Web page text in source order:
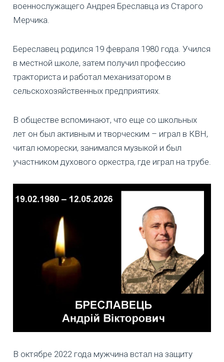
военнослужащего Андрея Бреславца из Старого
Мерчика.
Береславец родился 19 февраля 1980 года. Учился
в местной школе, затем получил профессию
тракториста и работал механизатором в
сельскохозяйственных предприятиях.
В обществе вспоминают, что еще со школьных
лет он был активным и творческим – играл в КВН,
читал юморески, занимался музыкой и был
участником духового оркестра, где играл на трубе.
В октябре 2022 года мужчина встал на защиту